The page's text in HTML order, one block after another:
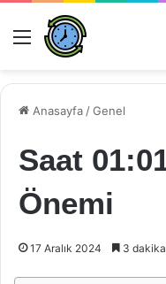
Menü
Anasayfa /Genel
Saat
Önemi
17 Aralık 2024 3